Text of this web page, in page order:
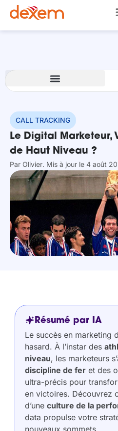
CALL TRACKING
Le Digital Marketeur,
de Haut Niveau ?
Par Olivier. Mis à jour le 4 août
Résumé par IA
Le succès en marketing
hasard. À l’instar des
niveau, les marketeurs
discipline de fer et des
ultra-précis pour
en victoires. Découvrez
d’une culture de la
data propulse votre